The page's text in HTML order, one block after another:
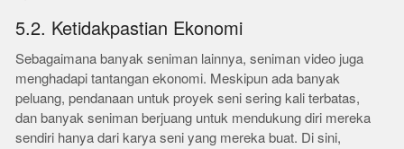
5.2. Ketidakpastian Ekonomi
Sebagaimana banyak seniman lainnya, seniman video juga
menghadapi tantangan ekonomi. Meskipun ada banyak
peluang, pendanaan untuk proyek seni sering kali terbatas,
dan banyak seniman berjuang untuk mendukung diri mereka
sendiri hanya dari karya seni yang mereka buat. Di sini,